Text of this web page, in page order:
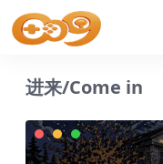
进来/Come in